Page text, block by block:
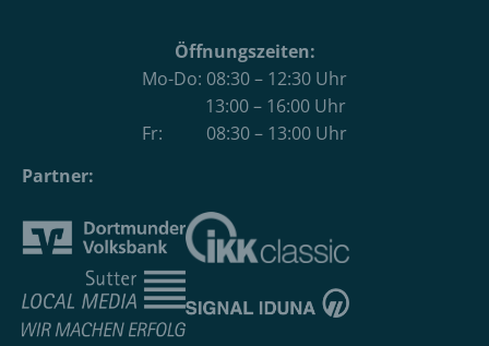
Öffnungszeiten:
Mo-Do: 08:30 – 12:30 Uhr
13:00 – 16:00 Uhr
Fr: 08:30 – 13:00 Uhr
Partner: